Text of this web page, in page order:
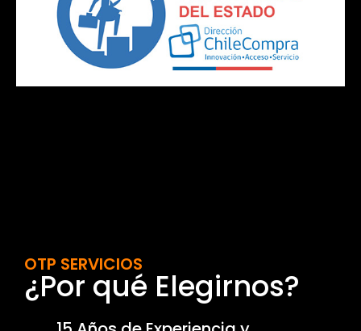
OTP SERVICIOS
¿Por qué Elegirnos?